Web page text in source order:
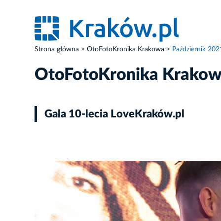
Strona główna OtoFotoKronika Krakowa Październik
OtoFotoKronika
Gala 10-lecia LoveKraków.pl